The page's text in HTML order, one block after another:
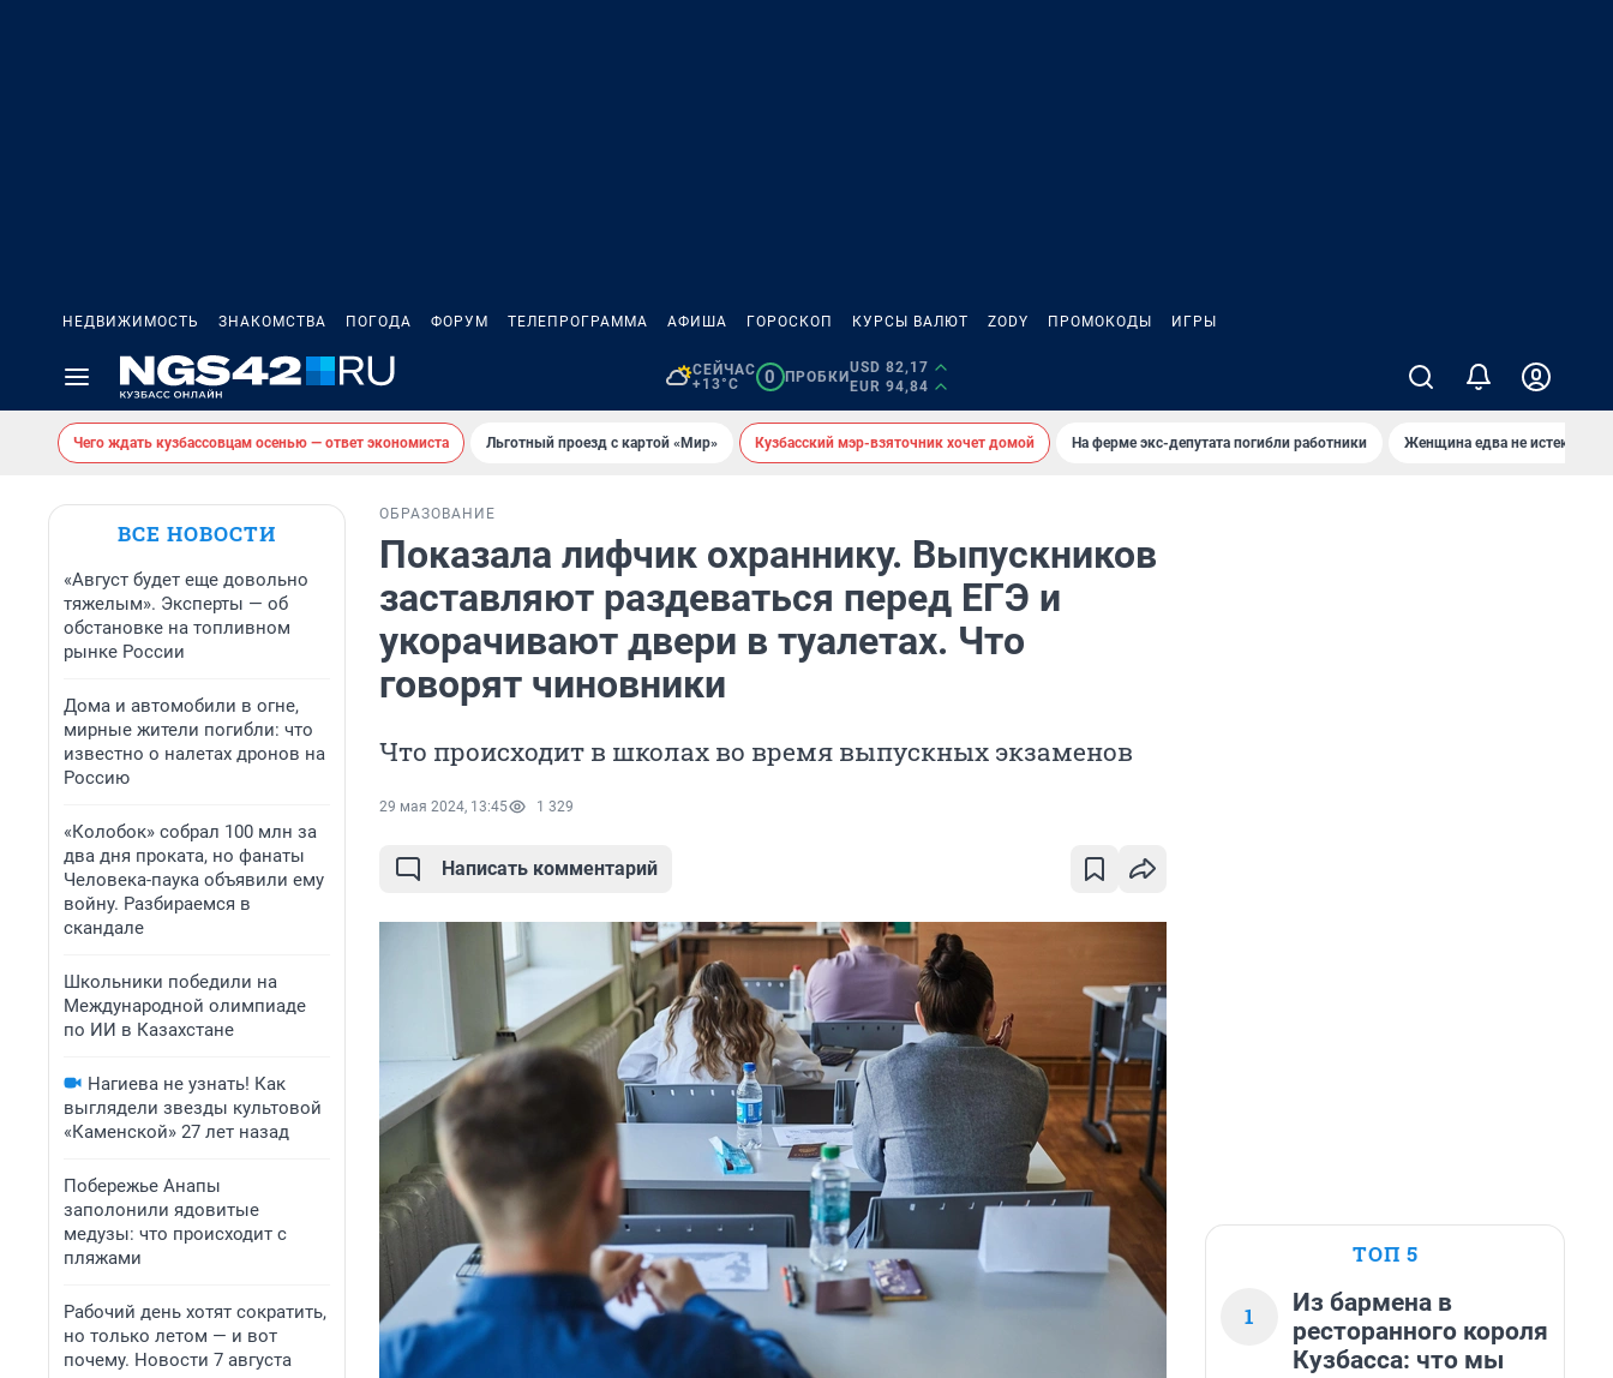
НЕДВИЖИМОСТЬ ЗНАКОМСТВА ПОГОДА ФОРУМ ТЕЛЕПРОГРАММА АФИША ГОРОСКОП КУРСЫ ВАЛЮТ ZODY ПРОМОКОДЫ ИГРЫ
СЕЙЧАС
+13°C
0 ПРОБКИ
USD 82,17
EUR 94,84
Чего ждать кузбассовцам осенью — ответ экономиста Льготный проезд с картой «Мир» Кузбасский мэр-взяточник хочет домой На ферме экс-депутата погибли работники Женщина едва не истекла
ВСЕ НОВОСТИ
«Август будет еще довольно
тяжелым». Эксперты — об
обстановке на топливном
рынке России
Дома и автомобили в огне,
мирные жители погибли: что
известно о налетах дронов на
Россию
«Колобок» собрал 100 млн за
два дня проката, но фанаты
Человека-паука объявили ему
войну. Разбираемся в
скандале
Школьники победили на
Международной олимпиаде
по ИИ в Казахстане
Нагиева не узнать! Как
выглядели звезды культовой
«Каменской» 27 лет назад
Побережье Анапы
заполонили ядовитые
медузы: что происходит с
пляжами
Рабочий день хотят сократить,
но только летом — и вот
почему. Новости 7 августа
ОБРАЗОВАНИЕ
Показала лифчик охраннику. Выпускников
заставляют раздеваться перед ЕГЭ и
укорачивают двери в туалетах. Что
говорят чиновники
Что происходит в школах во время выпускных экзаменов
29 мая 2024, 13:45 1 329
Написать комментарий
ТОП 5
1
Из бармена в
ресторанного короля
Кузбасса: что мы